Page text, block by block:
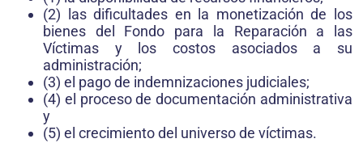
(2) las dificultades en la monetización de los
bienes del Fondo para la Reparación a las
Víctimas y los costos asociados a su
administración;
(3) el pago de indemnizaciones judiciales;
(4) el proceso de documentación administrativa
y
(5) el crecimiento del universo de víctimas.